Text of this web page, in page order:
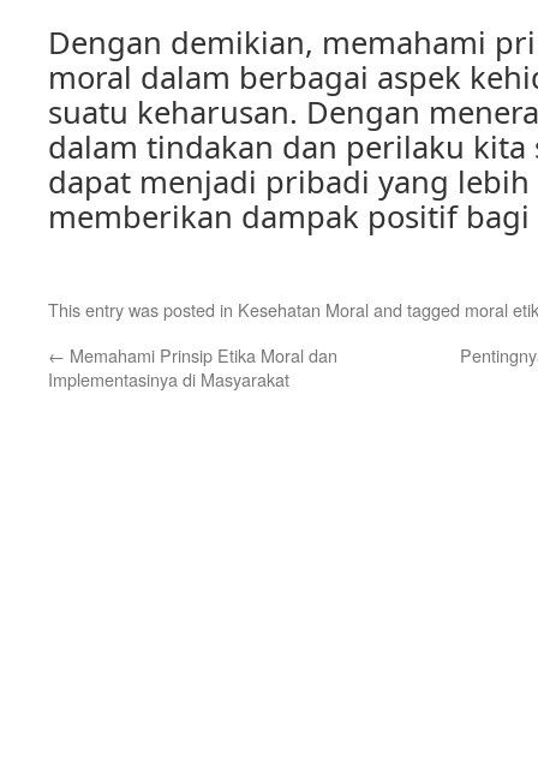
Dengan demikian, memahami
moral dalam berbagai aspek
suatu keharusan. Dengan
dalam tindakan dan perilaku kita
dapat menjadi pribadi yang
memberikan dampak positif
This entry was posted in Kesehatan Moral and tagged moral
← Memahami Prinsip Etika Moral dan
Implementasinya di Masyarakat